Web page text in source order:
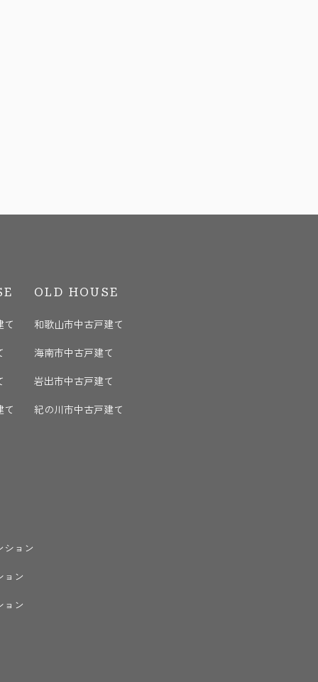
て
て
OLD HOUSE
和歌山市中古戸建て
海南市中古戸建て
岩出市中古戸建て
紀の川市中古戸建て
ション
ョン
ョン